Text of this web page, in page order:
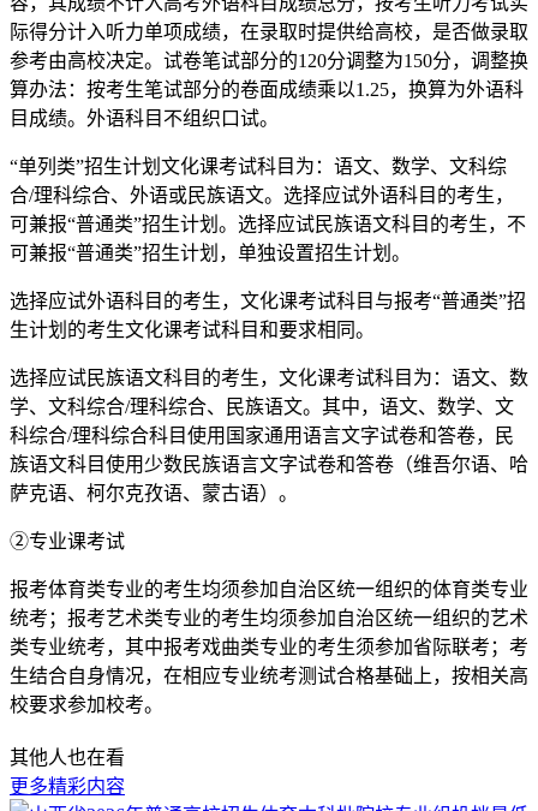
际得分计入听力单项成绩，在录取时提供给高校，是否做录取
参考由高校决定。试卷笔试部分的120分调整为150分，调整换
算办法：按考生笔试部分的卷面成绩乘以1.25，换算为外语科
目成绩。外语科目不组织口试。
“单列类”招生计划文化课考试科目为：语文、数学、文科综
合/理科综合、外语或民族语文。选择应试外语科目的考生，
可兼报“普通类”招生计划。选择应试民族语文科目的考生，不
可兼报“普通类”招生计划，单独设置招生计划。
选择应试外语科目的考生，文化课考试科目与报考“普通类”招
生计划的考生文化课考试科目和要求相同。
选择应试民族语文科目的考生，文化课考试科目为：语文、数
学、文科综合/理科综合、民族语文。其中，语文、数学、文
科综合/理科综合科目使用国家通用语言文字试卷和答卷，民
族语文科目使用少数民族语言文字试卷和答卷（维吾尔语、哈
萨克语、柯尔克孜语、蒙古语）。
②专业课考试
报考体育类专业的考生均须参加自治区统一组织的体育类专业
统考；报考艺术类专业的考生均须参加自治区统一组织的艺术
类专业统考，其中报考戏曲类专业的考生须参加省际联考；考
生结合自身情况，在相应专业统考测试合格基础上，按相关高
校要求参加校考。
其他人也在看
更多精彩内容